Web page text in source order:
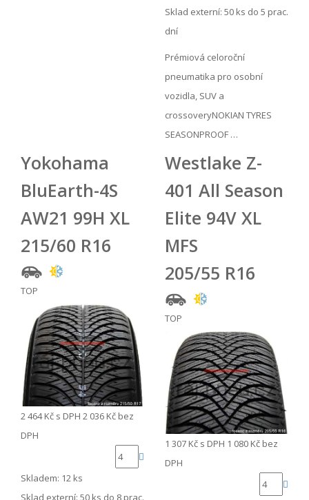
Sklad externí: 50 ks do 5 prac.
dní
Prémiová celoroční
pneumatika pro osobní
vozidla, SUV a
crossoveryNOKIAN TYRES
SEASONPROOF …
Yokohama
BluEarth-4S
AW21 99H XL
215/60 R16
TOP
2 464 Kč s DPH 2 036 Kč bez
DPH
Skladem: 12 ks
Sklad externí: 50 ks do 8 prac.
Westlake Z-
401 All Season
Elite 94V XL
MFS
205/55 R16
TOP
1 307 Kč s DPH 1 080 Kč bez
DPH